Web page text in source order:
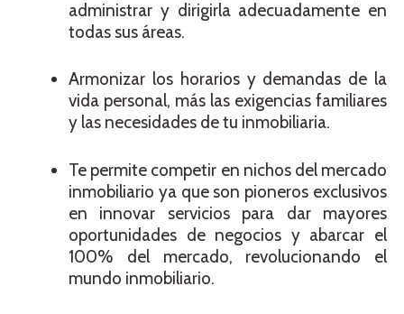
administrar y dirigirla adecuadamente en
todas sus áreas.
Armonizar los horarios y demandas de la
vida personal, más las exigencias familiares
y las necesidades de tu inmobiliaria.
Te permite competir en nichos del mercado
inmobiliario ya que son pioneros exclusivos
en innovar servicios para dar mayores
oportunidades de negocios y abarcar el
100% del mercado, revolucionando el
mundo inmobiliario.